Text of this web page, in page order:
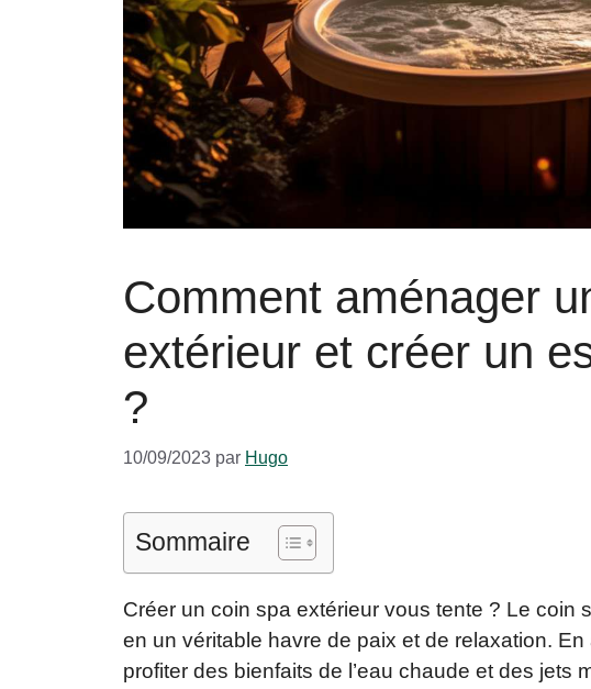
Comment aménager
extérieur et créer un
?
10/09/2023 par Hugo
Sommaire
Créer un coin spa extérieur vous tente ? Le coin
en un véritable havre de paix et de relaxation.
profiter des bienfaits de l’eau chaude et des jets